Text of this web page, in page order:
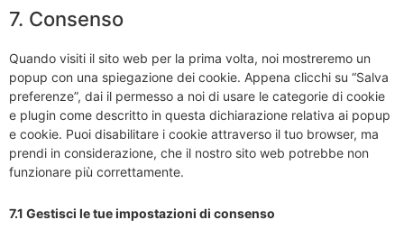
7. Consenso
Quando visiti il sito web per la prima volta, noi mostreremo un
popup con una spiegazione dei cookie. Appena clicchi su “Salva
preferenze”, dai il permesso a noi di usare le categorie di cookie
e plugin come descritto in questa dichiarazione relativa ai popup
e cookie. Puoi disabilitare i cookie attraverso il tuo browser, ma
prendi in considerazione, che il nostro sito web potrebbe non
funzionare più correttamente.
7.1 Gestisci le tue impostazioni di consenso